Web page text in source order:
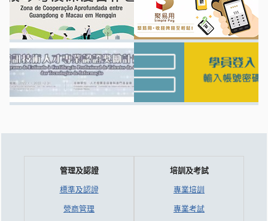
管理及認證
標準及認證
營商管理
培訓及考試
專業培訓
專業考試